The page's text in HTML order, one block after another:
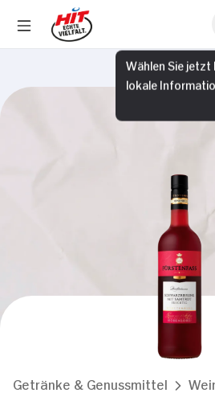
Wählen Sie jetzt
lokale
Getränke & Genussmittel